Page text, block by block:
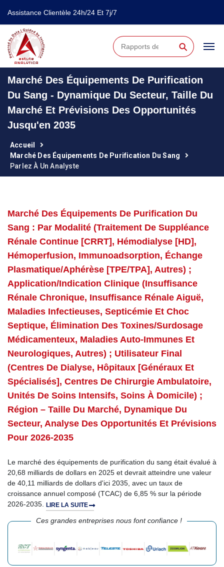
Assistance Clientèle 24h/24 Et 7j/7
⚲
Marché Des Équipements De Purification
Du Sang - Dynamique Du Secteur, Taille Du
Marché Et Prévisions Des Opportunités
Jusqu'en 2035
Accueil
Marché Des Équipements De Purification Du Sang
Parlez À Un Analyste
Marché Des Équipements De Purification Du
Sang : Par Modalité (traitement De Suppléance
Rénale Continue [CRRT], Hémodialyse [HD],
Hémoperfusion, Immunoadsorption, Échange
Plasmatique/aphérèse [TPE/TPA], Autres) ;
Application/indication Clinique (insuffisance
Rénale Chronique, Insuffisance Rénale Aiguë,
Maladies Infectieuses, Septicémie Et Choc
Septique, Élimination Des Toxines/surdosage
Médicamenteux, Maladies Auto-Immunes Et
Neurologiques, Autres) ; Utilisateur Final
(centres De Dialyse, Hôpitaux [généraux Et
Spécialisés], Centres De Chirurgie Ambulatoire,
Unités De Soins Intensifs, Soins À Domicile) ;
Région – Taille Du Marché, Dynamique Du
Secteur, Analyse Des Opportunités Et Prévisions
Pour 2026-2035
Le marché des équipements de purification du sang était évalué à
20,68 milliards de dollars en 2025 et devrait atteindre une valeur
de 40,11 milliards de dollars d'ici 2035, avec un taux de
croissance annuel composé (TCAC) de 6,85 % sur la période
2026-2035. LIRE LA SUITE
Ces grandes entreprises nous font confiance !